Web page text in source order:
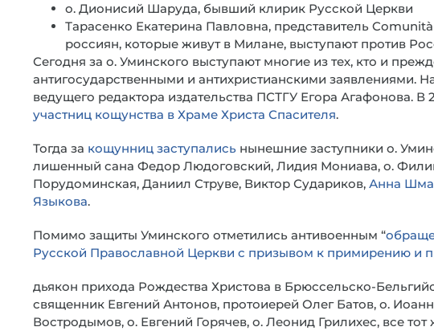
о. Дионисий Шаруда, бывший клирик Русской Церкви
Тарасенко Екатерина Павловна, представитель
россиян, которые живут в Милане, выступают против
Сегодня за о. Уминского выступают многие из тех, кто и
антигосударственными и антихристианскими заявлениями.
ведущего редактора издательства ПСТГУ Егора Агафонова. В
участниц кощунства в Храме Христа Спасителя.
Тогда за кощунниц заступались нынешние заступники о.
лишенный сана Федор Людоговский, Лидия Мониава, о.
Порудоминская, Даниил Струве, Виктор Судариков, Анна
Языкова.
Помимо защиты Уминского отметились антивоенным “
Русской Православной Церкви с призывом к примирению и
дьякон прихода Рождества Христова в Брюссельско-
священник Евгений Антонов, протоиерей Олег Батов, о.
Востродымов, о. Евгений Горячев, о. Леонид Грилихес, все